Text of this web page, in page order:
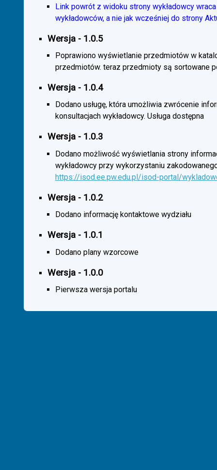
Link powrót z widoku strony wykładowcy
wykładowców, a nie jak wcześniej do strony
Wersja - 1.0.5
Poprawiono wyświetlanie przedmiotów w
przedmiotów. teraz przedmioty są sortowane
Wersja - 1.0.4
Dodano usługę, która umożliwia zwrócenie
konsultacjach wykładowcy. Usługa dostępna
Wersja - 1.0.3
Dodano możliwość wyświetlania strony
wykładowcy przy wykorzystaniu
https://isod.ee.pw.edu.pl/isod-portal/
Wersja - 1.0.2
Dodano informację kontaktowe wydziału
Wersja - 1.0.1
Dodano plany wzorcowe
Wersja - 1.0.0
Pierwsza wersja portalu